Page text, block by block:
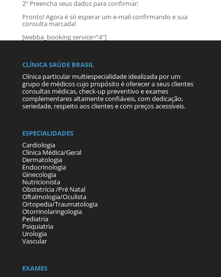
2º Preencha seus dados para confirmar;
Pronto! Agora é só esperar um e-mail confirmando e sua
consulta marcada!
[webba_booking service=”4″]
CLÍNICA SAÚDE BRASIL
Clínica particular multiespecialidade idealizada por um
grupo de médicos cujo propósito é oferecer a seus clientes
consultas médicas, check-up preventivo e exames
complementares altamente confiáveis, com dedicação,
seriedade, respeito aos clientes e com preços acessíveis.
ESPECIALIDADES
Cardiologia
Clínica Médica/Geral
Dermatologia
Endocrinologia
Ginecologia
Nutricionista
Obstetrícia /Pré Natal
Oftalmologia/Oculista
Ortopedia/Traumatologia
Otorrinolaringologia
Pediatria
Psiquiatria
Urologia
Vascular
EXAMES